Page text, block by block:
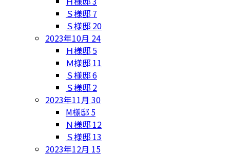
Ｓ様邸 7
Ｓ様邸 20
2023年10月 24
Ｈ様邸 5
Ｍ様邸 11
Ｓ様邸6
Ｓ様邸 2
2023年11月 30
M様邸 5
Ｎ様邸 12
Ｓ様邸 13
2023年12月 15